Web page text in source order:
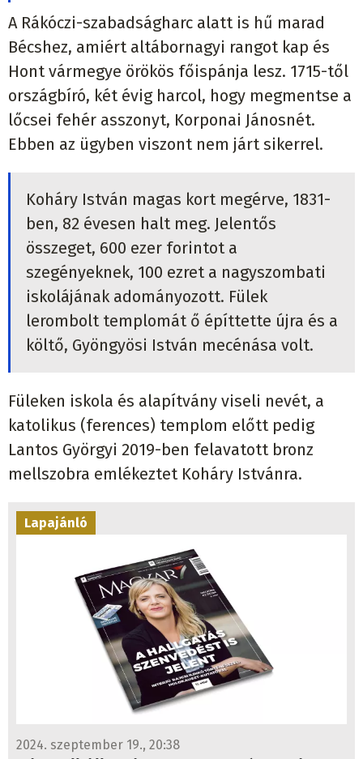
A Rákóczi-szabadságharc alatt is hű marad
Bécshez, amiért altábornagyi rangot kap és
Hont vármegye örökös főispánja lesz. 1715-től
országbíró, két évig harcol, hogy megmentse a
lőcsei fehér asszonyt, Korponai Jánosnét.
Ebben az ügyben viszont nem járt sikerrel.
Koháry István magas kort megérve, 1831-
ben, 82 évesen halt meg. Jelentős
összeget, 600 ezer forintot a
szegényeknek, 100 ezret a nagyszombati
iskolájának adományozott. Fülek
lerombolt templomát ő építtette újra és a
költő, Gyöngyösi István mecénása volt.
Füleken iskola és alapítvány viseli nevét, a
katolikus (ferences) templom előtt pedig
Lantos Györgyi 2019-ben felavatott bronz
mellszobra emlékeztet Koháry Istvánra.
Lapajánló
2024. szeptember 19., 20:38